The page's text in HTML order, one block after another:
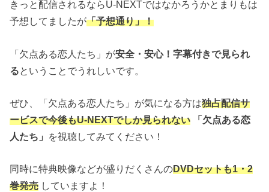
きっと配信されるならU-NEXTではなかろうかとまりもは
予想してましたが「予想通り」！
「欠点ある恋人たち」が安全・安心！字幕付きで見られ
る ということでうれしいです。
ぜひ、「欠点ある恋人たち」が気になる方は独占配信サ
ービスで今後もU-NEXTでしか見られない 「欠点ある恋
人たち」 を視聴してみてください！
同時に特典映像などが盛りだくさんのDVDセットも1・2
巻発売 していますよ！